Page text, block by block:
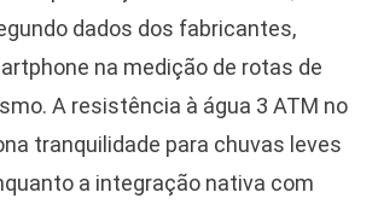
dados dos fabricantes,
na medição de rotas de
A resistência à água 3 ATM no
tranquilidade para chuvas leves
a integração nativa com